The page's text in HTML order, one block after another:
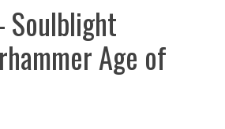
Soulblight
Age of